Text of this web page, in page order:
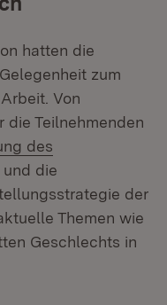
hatten die
zum
Von
die Teilnehmenden
des
und die
der
Themen wie
Geschlechts in